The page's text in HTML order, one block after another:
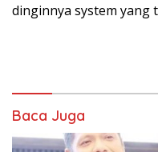
dinginnya system yang
Baca Juga